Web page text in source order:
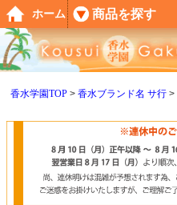
香水学園TOP 香水ブランド名 サ行
ホーム 商品を探す